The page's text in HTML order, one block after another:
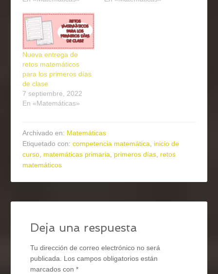
Nueva entrega de
retos matemáticos
para los primeros días
de clase
7 septiembre, 2022
En «Matemáticas»
Archivado en: Matemáticas
Etiquetado con:competencia matemática, inicio de
curso, matemáticas primaria, primeros días, retos
matemáticos
Deja una respuesta
Tu dirección de correo electrónico no será
publicada. Los campos obligatorios están
marcados con*